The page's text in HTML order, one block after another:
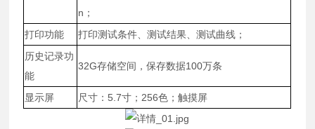
n；
打印功能
打印测试条件、测试结果、测试曲线；
历史记录功
能
32G存储空间，保存数据100万条
显示屏 尺寸：5.7寸；256色；触摸屏